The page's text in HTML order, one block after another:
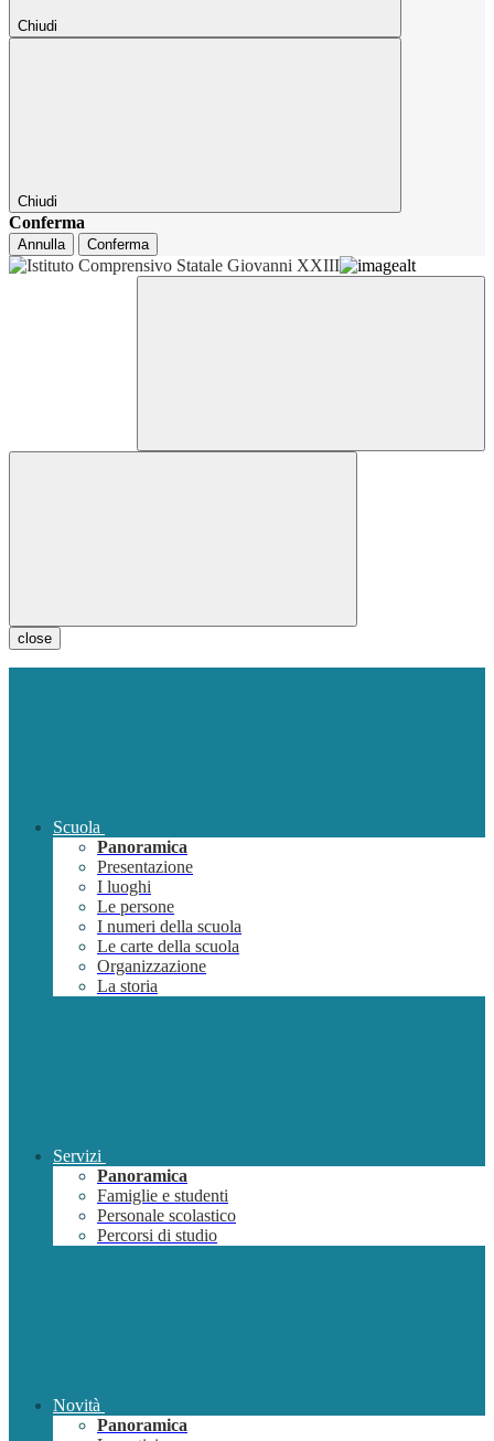
Chiudi
Chiudi
Conferma
Annulla Conferma
close
Scuola
Panoramica
Presentazione
I luoghi
Le persone
I numeri della scuola
Le carte della scuola
Organizzazione
La storia
Servizi
Panoramica
Famiglie e studenti
Personale scolastico
Percorsi di studio
Novità
Panoramica